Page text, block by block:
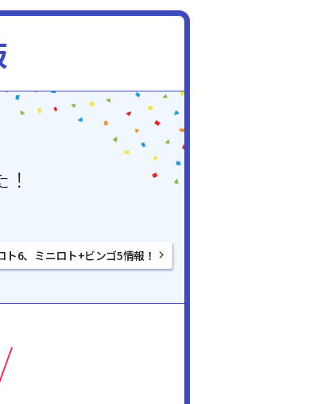
ト6、ミニロト+ビンゴ5情報！